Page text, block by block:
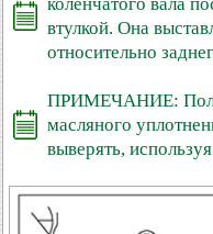
втулкой. Она
относительно
ПРИМЕЧАНИЕ:
масляного
выверять,